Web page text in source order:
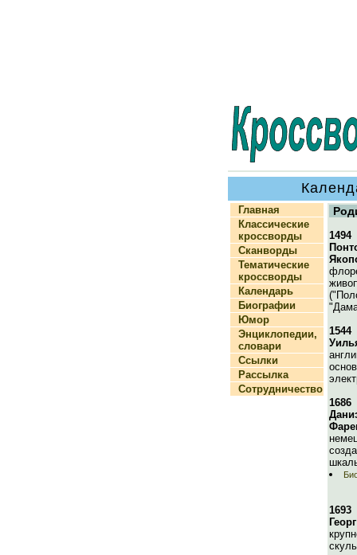
Главная
Классические
кроссворды
Сканворды
Тематические
кроссворды
Календарь
Биографии
Юмор
Энциклопедии,
словари
Ссылки
Рассылка
Сотрудничество
1494
1544
1686
1693